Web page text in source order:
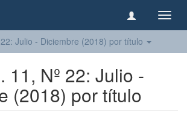
Julio - Diciembre (2018) por título
11, Nº 22: Julio -
(2018) por título